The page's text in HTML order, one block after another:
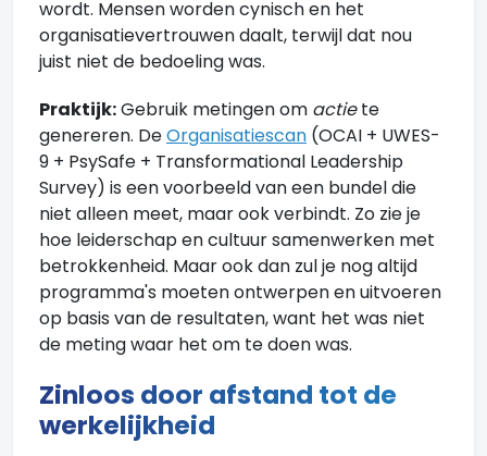
wordt. Mensen worden cynisch en het
organisatievertrouwen daalt, terwijl dat nou
juist niet de bedoeling was.
Praktijk:Gebruik metingen om actiete
genereren. DeOrganisatiescan (OCAI + UWES-
9 + PsySafe + Transformational Leadership
Survey) is een voorbeeld van een bundel die
niet alleen meet, maar ook verbindt. Zo zie je
hoe leiderschap en cultuur samenwerken met
betrokkenheid. Maar ook dan zul je nog altijd
programma's moeten ontwerpen en uitvoeren
op basis van de resultaten, want het was niet
de meting waar het om te doen was.
Zinloos door afstand tot de
werkelijkheid